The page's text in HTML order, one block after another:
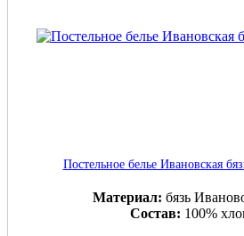
Постельное белье Ивановская
Материал: бязь
Состав: 100%